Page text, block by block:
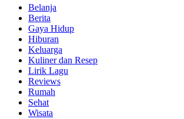
Belanja
Berita
Gaya Hidup
Hiburan
Keluarga
Kuliner dan Resep
Lirik Lagu
Reviews
Rumah
Sehat
Wisata